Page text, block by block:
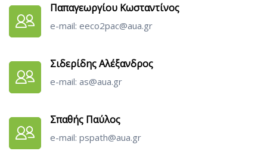
Παπαγεωργίου Κωσταντίνος
e-mail: eeco2pac@aua.gr
Σιδερίδης Αλέξανδρος
e-mail: as@aua.gr
Σπαθής Παύλος
e-mail: pspath@aua.gr